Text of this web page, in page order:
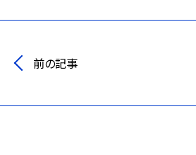
前の記事